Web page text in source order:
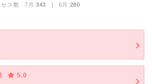
セス数 7月:343 | 6月:280
5.0